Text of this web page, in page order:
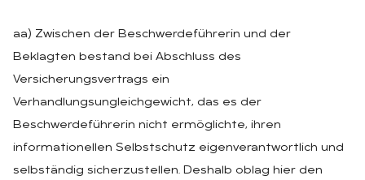
aa) Zwischen der Beschwerdeführerin und der
Beklagten bestand bei Abschluss des
Versicherungsvertrags ein
Verhandlungsungleichgewicht, das es der
Beschwerdeführerin nicht ermöglichte, ihren
informationellen Selbstschutz eigenverantwortlich und
selbständig sicherzustellen. Deshalb oblag hier den